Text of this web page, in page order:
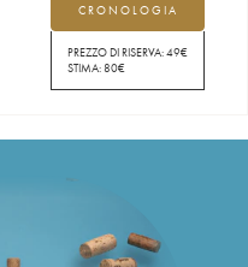
CRONOLOGIA
PREZZO DI RISERVA:49€
STIMA:80€